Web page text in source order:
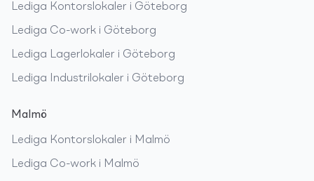
Lediga Kontorslokaler i Göteborg
Lediga Co-work i Göteborg
Lediga Lagerlokaler i Göteborg
Lediga Industrilokaler i Göteborg
Malmö
Lediga Kontorslokaler i Malmö
Lediga Co-work i Malmö